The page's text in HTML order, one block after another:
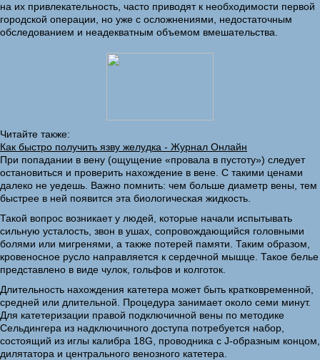
на их привлекательность, часто приводят к необходимости первой
городской операции, но уже с осложнениями, недостаточным
обследованием и неадекватным объемом вмешательства.
Читайте также:
Как быстро получить язву желудка - Журнал Онлайн
При попадании в вену (ощущение «провала в пустоту») следует
остановиться и проверить нахождение в вене. С такими ценами
далеко не уедешь. Важно помнить: чем больше диаметр вены, тем
быстрее в ней появится эта биологическая жидкость.
Такой вопрос возникает у людей, которые начали испытывать
сильную усталость, звон в ушах, сопровождающийся головными
болями или мигренями, а также потерей памяти. Таким образом,
кровеносное русло направляется к сердечной мышце. Такое белье
представлено в виде чулок, гольфов и колготок.
Длительность нахождения катетера может быть кратковременной,
средней или длительной. Процедура занимает около семи минут.
Для катетеризации правой подключичной вены по методике
Сельдингера из надключичного доступа потребуется набор,
состоящий из иглы калибра 18G, проводника с J-образным концом,
дилятатора и центрального венозного катетера.